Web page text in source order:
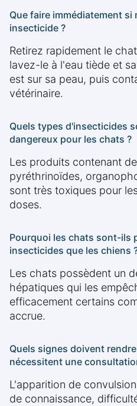
Que faire immédiatement
insecticide ?
Retirez rapidement le
lavez-le à l'eau tiède et
est sur sa peau, puis
vétérinaire.
Quels types d'insecticides
dangereux pour les chats ?
Les produits contenant
pyréthrinoïdes,
sont très toxiques pour
doses.
Pourquoi les chats sont-ils
insecticides que les chiens
Les chats possèdent un
hépatiques qui les
efficacement certains
accrue.
Quels signes doivent
nécessitent une
L'apparition de
de connaissance,